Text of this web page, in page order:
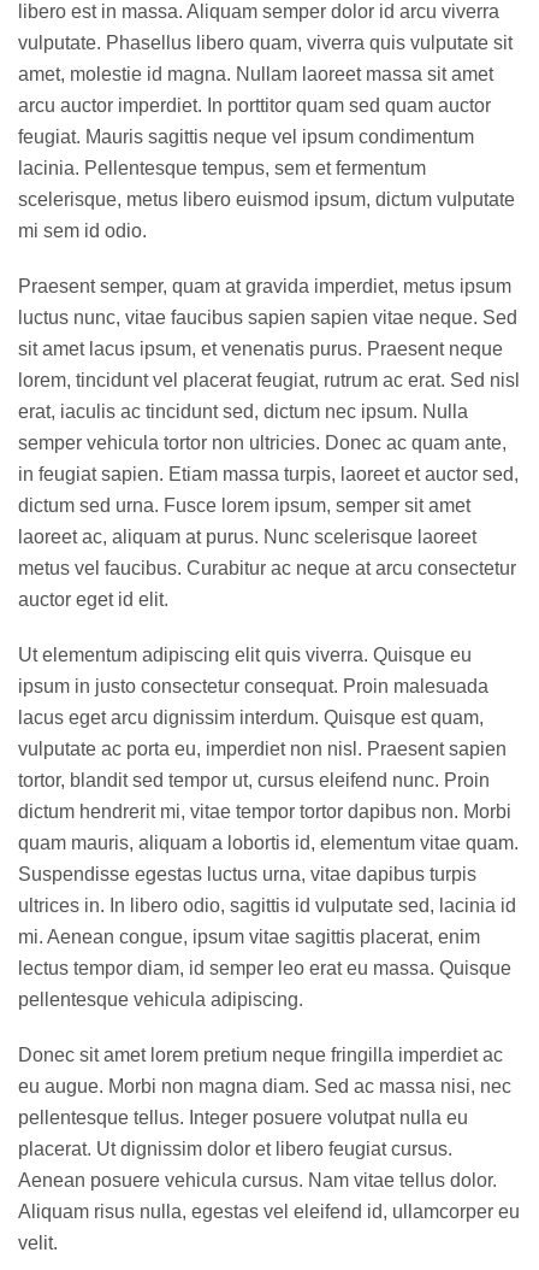
libero est in massa. Aliquam semper dolor id arcu viverra
vulputate. Phasellus libero quam, viverra quis vulputate sit
amet, molestie id magna. Nullam laoreet massa sit amet
arcu auctor imperdiet. In porttitor quam sed quam auctor
feugiat. Mauris sagittis neque vel ipsum condimentum
lacinia. Pellentesque tempus, sem et fermentum
scelerisque, metus libero euismod ipsum, dictum vulputate
mi sem id odio.
Praesent semper, quam at gravida imperdiet, metus ipsum
luctus nunc, vitae faucibus sapien sapien vitae neque. Sed
sit amet lacus ipsum, et venenatis purus. Praesent neque
lorem, tincidunt vel placerat feugiat, rutrum ac erat. Sed nisl
erat, iaculis ac tincidunt sed, dictum nec ipsum. Nulla
semper vehicula tortor non ultricies. Donec ac quam ante,
in feugiat sapien. Etiam massa turpis, laoreet et auctor sed,
dictum sed urna. Fusce lorem ipsum, semper sit amet
laoreet ac, aliquam at purus. Nunc scelerisque laoreet
metus vel faucibus. Curabitur ac neque at arcu consectetur
auctor eget id elit.
Ut elementum adipiscing elit quis viverra. Quisque eu
ipsum in justo consectetur consequat. Proin malesuada
lacus eget arcu dignissim interdum. Quisque est quam,
vulputate ac porta eu, imperdiet non nisl. Praesent sapien
tortor, blandit sed tempor ut, cursus eleifend nunc. Proin
dictum hendrerit mi, vitae tempor tortor dapibus non. Morbi
quam mauris, aliquam a lobortis id, elementum vitae quam.
Suspendisse egestas luctus urna, vitae dapibus turpis
ultrices in. In libero odio, sagittis id vulputate sed, lacinia id
mi. Aenean congue, ipsum vitae sagittis placerat, enim
lectus tempor diam, id semper leo erat eu massa. Quisque
pellentesque vehicula adipiscing.
Donec sit amet lorem pretium neque fringilla imperdiet ac
eu augue. Morbi non magna diam. Sed ac massa nisi, nec
pellentesque tellus. Integer posuere volutpat nulla eu
placerat. Ut dignissim dolor et libero feugiat cursus.
Aenean posuere vehicula cursus. Nam vitae tellus dolor.
Aliquam risus nulla, egestas vel eleifend id, ullamcorper eu
velit.